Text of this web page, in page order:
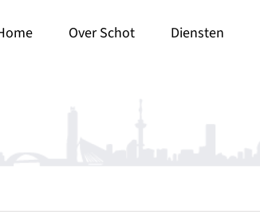
Over Schot Diensten